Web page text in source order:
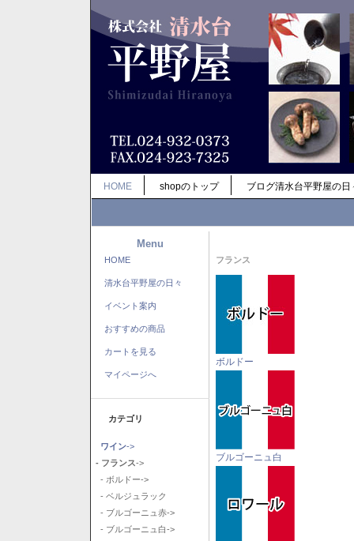
HOME shopのトップ ブログ清水台平野屋の日
Menu
HOME
清水台平野屋の日々
イベント案内
おすすめの商品
カートを見る
マイページへ
カテゴリ
ワイン->
- フランス->
- ボルドー->
- ベルジュラック
- ブルゴーニュ赤->
- ブルゴーニュ白->
フランス
ボルドー
ブルゴーニュ白